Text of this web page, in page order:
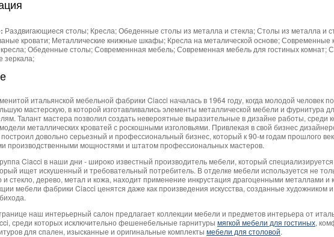
Раздвигающиеся столы; Кресла; Обеденные столы из металла и стекла; Столы из металла и
кровати; Металлические книжные шкафы; Кресла на металической основе; Современные
Обеденные столы; Современнная мебель; Современная мебель для гостиных комнат;
зеркала;
итальянской мебельной фабрики Ciacci началась в 1964 году, когда молодой человек
мастерскую, в которой изготавливались элементы металлической мебели и фурнитура
Талант мастера позволил создать невероятные выразительные в дизайне работы, среди
металлических кроватей с роскошными изголовьями. Привлекая в свой бизнес
довольно серьезный и профессиональный бизнес, который к 90-м годам прошлого
производственными мощностями и штатом профессиональных мастеров.
Ciacci в наши дни - широко известный производитель мебели, который
ищет искушенный и требовательный потребитель. В отделке мебели используется не
и стекло, дерево, метал и кожа, находит применение инкрустация драгоценными металлами
мебели фабрики Ciacci ценятся даже как произведения искусства, созданные художником
наш интерьерный салон предлагает коллекции мебели и предметов интерьера от
среди которых исключительно фешенебельные гарнитуры мягкой мебели для гостиных,
для спален, изысканные и оригинальные комплекты мебели для столовой.